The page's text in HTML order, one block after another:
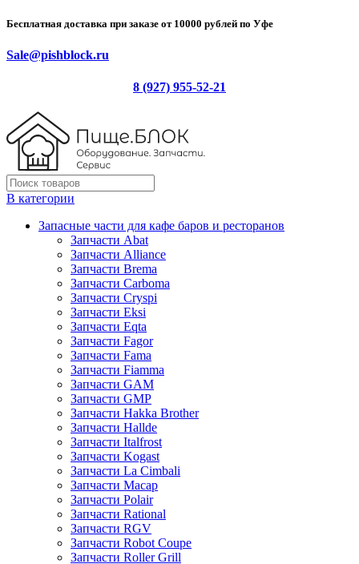
Бесплатная доставка при заказе от 10000 рублей по Уфе
Sale@pishblock.ru
8 (927) 955-52-21
В категории
Запасные части для кафе баров и ресторанов
Запчасти Abat
Запчасти Alliance
Запчасти Brema
Запчасти Carboma
Запчасти Cryspi
Запчасти Eksi
Запчасти Eqta
Запчасти Fagor
Запчасти Fama
Запчасти Fiamma
Запчасти GAM
Запчасти GMP
Запчасти Hakka Brother
Запчасти Hallde
Запчасти Italfrost
Запчасти Kogast
Запчасти La Cimbali
Запчасти Macap
Запчасти Polair
Запчасти Rational
Запчасти RGV
Запчасти Robot Coupe
Запчасти Roller Grill